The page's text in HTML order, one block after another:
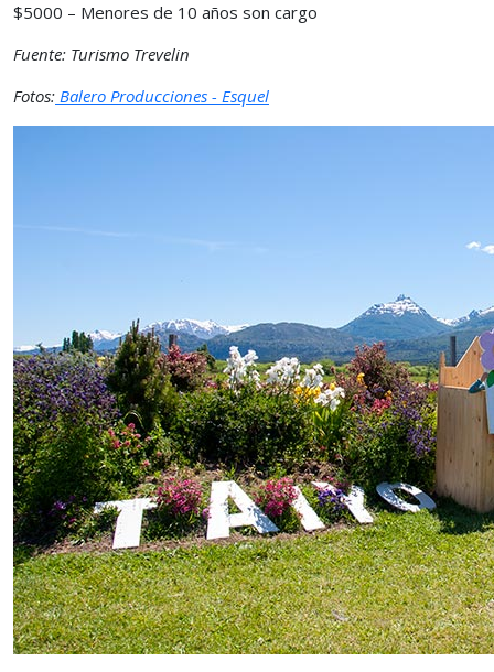
$5000 – Menores de 10 años son cargo
Fuente: Turismo Trevelin
Fotos: Balero Producciones - Esquel